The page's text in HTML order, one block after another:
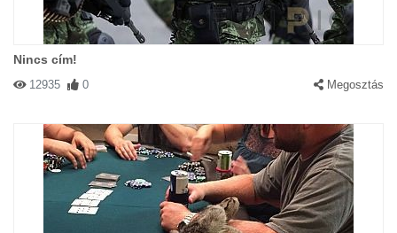
Nincs cím!
12935 0 Megosztás